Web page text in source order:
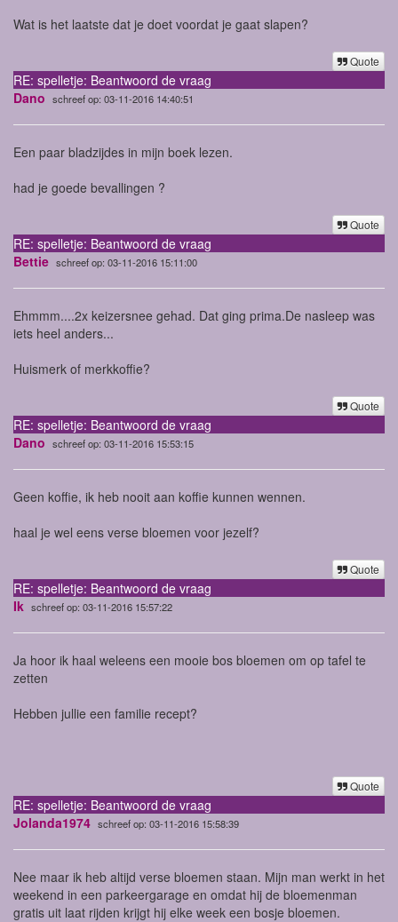
Wat is het laatste dat je doet voordat je gaat slapen?
Quote
RE: spelletje: Beantwoord de vraag
Dano schreef op: 03-11-2016 14:40:51
Een paar bladzijdes in mijn boek lezen.
had je goede bevallingen ?
Quote
RE: spelletje: Beantwoord de vraag
Bettie schreef op: 03-11-2016 15:11:00
Ehmmm....2x keizersnee gehad. Dat ging prima.De nasleep was
iets heel anders...
Huismerk of merkkoffie?
Quote
RE: spelletje: Beantwoord de vraag
Dano schreef op: 03-11-2016 15:53:15
Geen koffie, ik heb nooit aan koffie kunnen wennen.
haal je wel eens verse bloemen voor jezelf?
Quote
RE: spelletje: Beantwoord de vraag
Ik schreef op: 03-11-2016 15:57:22
Ja hoor ik haal weleens een mooie bos bloemen om op tafel te
zetten
Hebben jullie een familie recept?
Quote
RE: spelletje: Beantwoord de vraag
Jolanda1974 schreef op: 03-11-2016 15:58:39
Nee maar ik heb altijd verse bloemen staan. Mijn man werkt in het
weekend in een parkeergarage en omdat hij de bloemenman
gratis uit laat rijden krijgt hij elke week een bosje bloemen.